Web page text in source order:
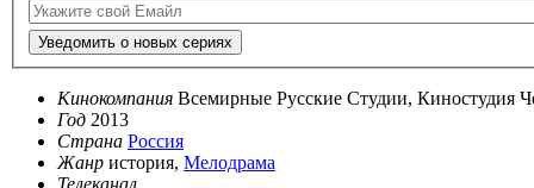
Уведомить о новых сериях
Кинокомпания Всемирные Русские Студии, Киностудия
Год 2013
Страна Россия
Жанр история, Мелодрама